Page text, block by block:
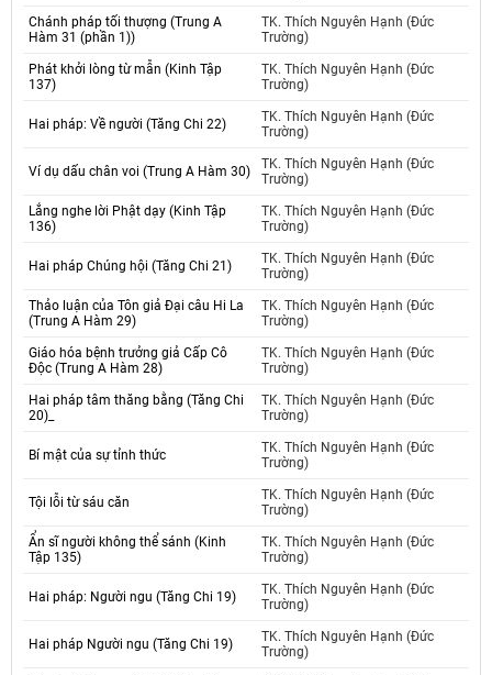
Chánh pháp tối thượng (Trung A
Hàm 31 (phần 1))
TK. Thích Nguyên Hạnh (Đức
Trường)
Phát khởi lòng từ mẫn (Kinh Tập
137)
TK. Thích Nguyên Hạnh (Đức
Trường)
Hai pháp: Về người (Tăng Chi 22)
TK. Thích Nguyên Hạnh (Đức
Trường)
Ví dụ dấu chân voi (Trung A Hàm 30)
TK. Thích Nguyên Hạnh (Đức
Trường)
Lắng nghe lời Phật dạy (Kinh Tập
136)
TK. Thích Nguyên Hạnh (Đức
Trường)
Hai pháp Chúng hội (Tăng Chi 21)
TK. Thích Nguyên Hạnh (Đức
Trường)
Thảo luận của Tôn giả Đại câu Hi La
(Trung A Hàm 29)
TK. Thích Nguyên Hạnh (Đức
Trường)
Giáo hóa bệnh trưởng giả Cấp Cô
Độc (Trung A Hàm 28)
TK. Thích Nguyên Hạnh (Đức
Trường)
Hai pháp tâm thăng bằng (Tăng Chi
20)_
TK. Thích Nguyên Hạnh (Đức
Trường)
Bí mật của sự tỉnh thức
TK. Thích Nguyên Hạnh (Đức
Trường)
Tội lỗi từ sáu căn
TK. Thích Nguyên Hạnh (Đức
Trường)
Ẩn sĩ người không thể sánh (Kinh
Tập 135)
TK. Thích Nguyên Hạnh (Đức
Trường)
Hai pháp: Người ngu (Tăng Chi 19)
TK. Thích Nguyên Hạnh (Đức
Trường)
Hai pháp Người ngu (Tăng Chi 19)
TK. Thích Nguyên Hạnh (Đức
Trường)